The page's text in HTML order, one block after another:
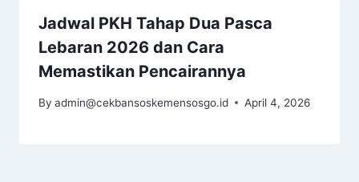
Jadwal PKH Tahap Dua Pasca
Lebaran 2026 dan Cara
Memastikan Pencairannya
By admin@cekbansoskemensosgo.id April 4, 2026